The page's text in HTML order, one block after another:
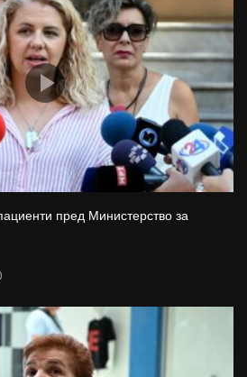
пред Министерство за